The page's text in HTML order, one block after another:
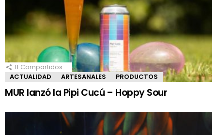
11 Compartidos
ACTUALIDAD
ARTESANALES PRODUCTOS
MUR lanzó la Pipi Cucú – Hoppy Sour